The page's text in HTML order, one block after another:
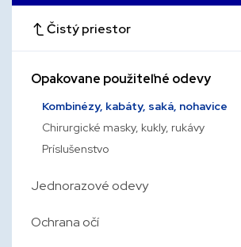
Čistý priestor
Opakovane použiteľné odevy
Kombinézy, kabáty, saká, nohavice
Chirurgické masky, kukly, rukávy
Príslušenstvo
Jednorazové odevy
Ochrana očí